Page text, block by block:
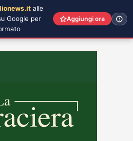
alle
Google per
Aggiungi ora